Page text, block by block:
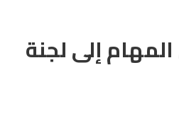
إلى لجنة